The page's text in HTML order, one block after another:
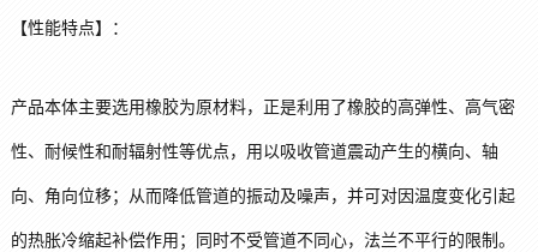
【性能特点】：
产品本体主要选用橡胶为原材料，正是利用了橡胶的高弹性、高气密
性、耐候性和耐辐射性等优点，用以吸收管道震动产生的横向、轴
向、角向位移；从而降低管道的振动及噪声，并可对因温度变化引起
的热胀冷缩起补偿作用；同时不受管道不同心，法兰不平行的限制。